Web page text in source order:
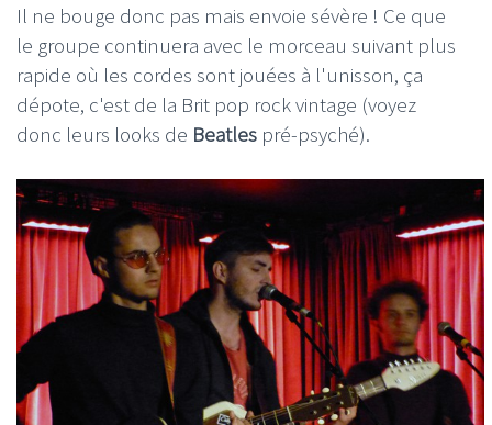
Il ne bouge donc pas mais envoie sévère ! Ce que
le groupe continuera avec le morceau suivant plus
rapide où les cordes sont jouées à l'unisson, ça
dépote, c'est de la Brit pop rock vintage (voyez
donc leurs looks de Beatles pré-psyché).